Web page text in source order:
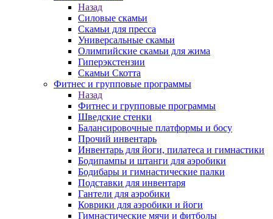
Назад
Силовые скамьи
Скамьи для пресса
Универсальные скамьи
Олимпийские скамьи для жима
Гиперэкстензии
Скамьи Скотта
Фитнес и групповые программы
Назад
Фитнес и групповые программы
Шведские стенки
Балансировочные платформы и босу
Прочий инвентарь
Инвентарь для йоги, пилатеса и гимнастики
Бодипампы и штанги для аэробики
Бодибары и гимнастические палки
Подставки для инвентаря
Гантели для аэробики
Коврики для аэробики и йоги
Гимнастические мячи и фитболы